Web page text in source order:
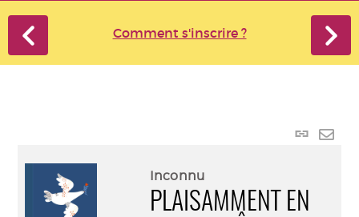
Comment s'inscrire ?
Lien
Inconnu
PLAISAMMENT EN